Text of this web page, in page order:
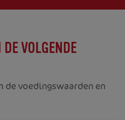
VOLGENDE
de voedingswaarden en